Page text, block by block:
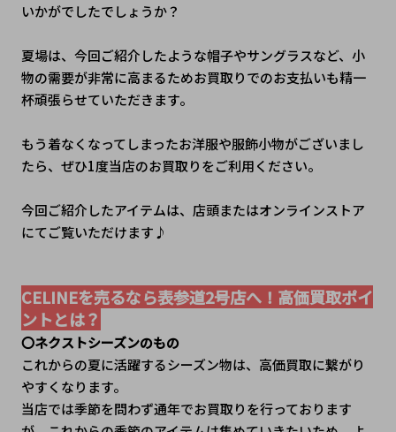
いかがでしたでしょうか？
夏場は、今回ご紹介したような帽子やサングラスなど、小
物の需要が非常に高まるためお買取りでのお支払いも精一
杯頑張らせていただきます。
もう着なくなってしまったお洋服や服飾小物がございまし
たら、ぜひ1度当店のお買取りをご利用ください。
今回ご紹介したアイテムは、店頭またはオンラインストア
にてご覧いただけます♪
CELINEを売るなら表参道2号店へ！高価買取ポイ
ントとは？
〇ネクストシーズンのもの
これからの夏に活躍するシーズン物は、高価買取に繋がり
やすくなります。
当店では季節を問わず通年でお買取りを行っております